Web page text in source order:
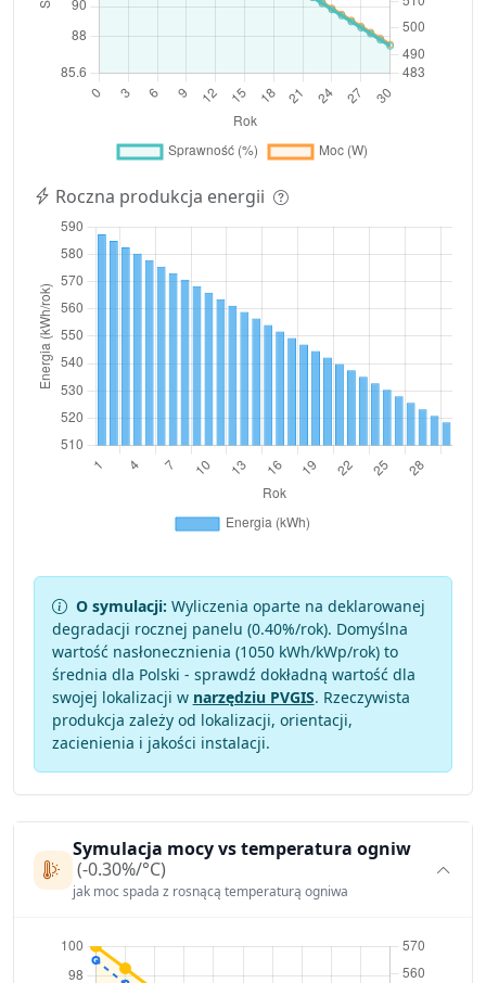
Roczna produkcja energii
O symulacji: Wyliczenia oparte na deklarowanej
degradacji rocznej panelu (0.40%/rok). Domyślna
wartość nasłonecznienia (1050 kWh/kWp/rok) to
średnia dla Polski - sprawdź dokładną wartość dla
swojej lokalizacji w narzędziu PVGIS. Rzeczywista
produkcja zależy od lokalizacji, orientacji,
zacienienia i jakości instalacji.
Symulacja mocy vs temperatura ogniw
(-0.30%/°C)
jak moc spada z rosnącą temperaturą ogniwa